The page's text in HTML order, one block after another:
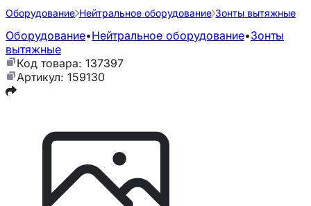
Оборудование Нейтральное оборудование Зонты вытяжные
Оборудование•Нейтральное оборудование•Зонты
вытяжные
Код товара: 137397
Артикул: 159130